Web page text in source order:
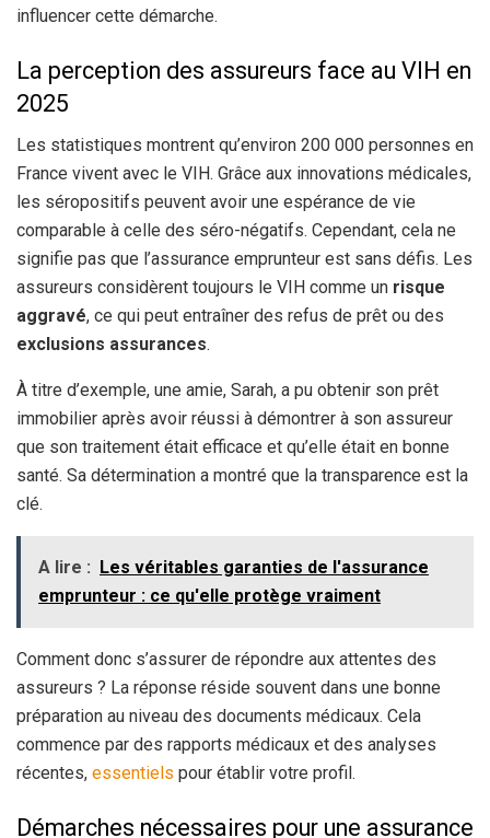
influencer cette démarche.
La perception des assureurs face au VIH en
2025
Les statistiques montrent qu’environ 200 000 personnes en
France vivent avec le VIH. Grâce aux innovations médicales,
les séropositifs peuvent avoir une espérance de vie
comparable à celle des séro-négatifs. Cependant, cela ne
signifie pas que l’assurance emprunteur est sans défis. Les
assureurs considèrent toujours le VIH comme un risque
aggravé, ce qui peut entraîner des refus de prêt ou des
exclusions assurances.
À titre d’exemple, une amie, Sarah, a pu obtenir son prêt
immobilier après avoir réussi à démontrer à son assureur
que son traitement était efficace et qu’elle était en bonne
santé. Sa détermination a montré que la transparence est la
clé.
A lire :
Les véritables garanties de l'assurance
emprunteur : ce qu'elle protège vraiment
Comment donc s’assurer de répondre aux attentes des
assureurs ? La réponse réside souvent dans une bonne
préparation au niveau des documents médicaux. Cela
commence par des rapports médicaux et des analyses
récentes, essentiels pour établir votre profil.
Démarches nécessaires pour une assurance